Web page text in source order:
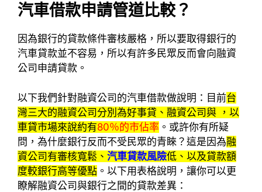
汽車借款申請管道比較？
因為銀行的貸款條件審核嚴格，所以要取得銀行的
汽車貸款並不容易，所以有許多民眾反而會向融資
公司申請貸款。
以下我們針對融資公司的汽車借款做說明：目前台
灣三大的融資公司分別為好事貸、融資公司與 ，以
車貸市場來說約有80％的市佔率 。或許你有所疑
問，為什麼銀行反而不受民眾的青睞？這是因為融
資公司有審核寬鬆、 汽車貸款風險低、以及貸款額
度較銀行高等優點 。以下用表格說明，讓你可以更
瞭解融資公司與銀行之間的貸款差異：